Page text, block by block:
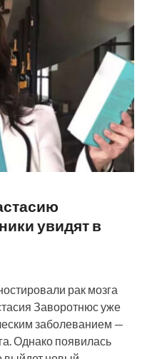
увидят в
рак мозга
Заворотнюс уже
заболеванием —
Однако появилась